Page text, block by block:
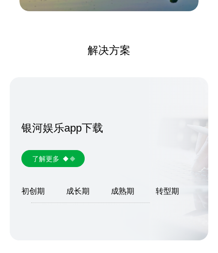
解决方案
银河娱乐app下载
了解更多
初创期 成长期 成熟期 转型期